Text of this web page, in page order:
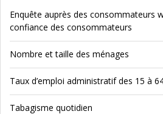
Enquête auprès des consommateurs
confiance des consommateurs
Nombre et taille des ménages
Taux d’emploi administratif des 15 à
Tabagisme quotidien